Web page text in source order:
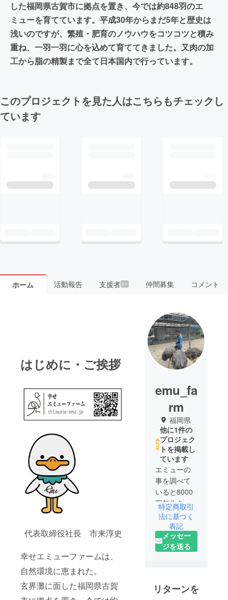
した福岡県古賀市に拠点を置き、今では約848羽のエ
ミューを育てています。平成30年からまだ5年と歴史は
浅いのですが、繁殖・肥育のノウハウをコツコツと積み
重ね、一羽一羽に心を込めて育ててきました。又肉の加
工から脂の精製まで全て日本国内で行っています。
このプロジェクトを見た人はこちらもチェックし
ています
ホーム 活動報告 支援者31 仲間募集 コメント
はじめに・ご挨拶
代表取締役社長 市来淳史
幸せエミューファームは、
自然環境に恵まれた。
玄界灘に面した福岡県古賀
emu_fa
rm
福岡県
他に1件の
プロジェク
トを掲載し
ています
エミューの
事を調べて
いると8000
万年生き続
けている鳥
だと知り、
エミューの
パワーに魅
はオースト
特定商取引
法に基づく
表記
メッセー
ジを送る
リターンを